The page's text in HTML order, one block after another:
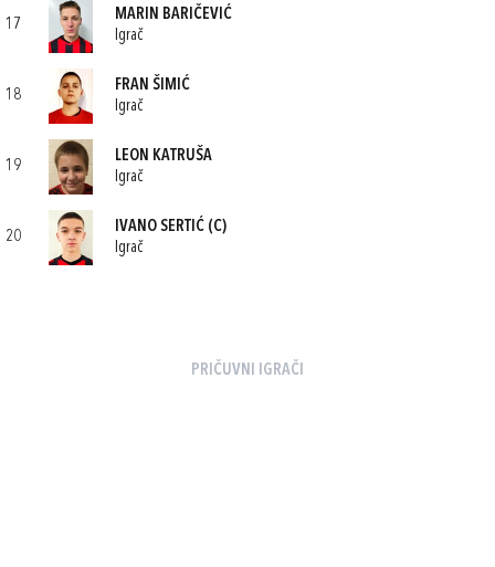
17
MARIN BARIČEVIĆ
Igrač
18
FRAN ŠIMIĆ
Igrač
19
LEON KATRUŠA
Igrač
20
IVANO SERTIĆ (C)
Igrač
PRIČUVNI IGRAČI